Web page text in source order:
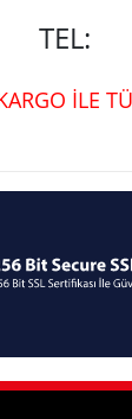
TEL:
İLE